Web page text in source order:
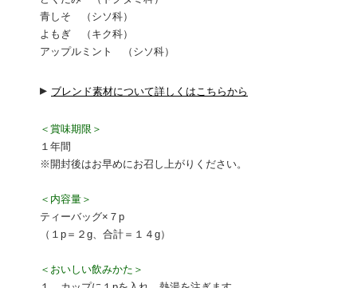
青しそ （シソ科）
よもぎ （キク科）
アップルミント （シソ科）
▸ ブレンド素材について詳しくはこちらから
＜賞味期限＞
１年間
※開封後はお早めにお召し上がりください。
＜内容量＞
ティーバッグ×７p
（１p＝２g、合計＝１４g）
＜おいしい飲みかた＞